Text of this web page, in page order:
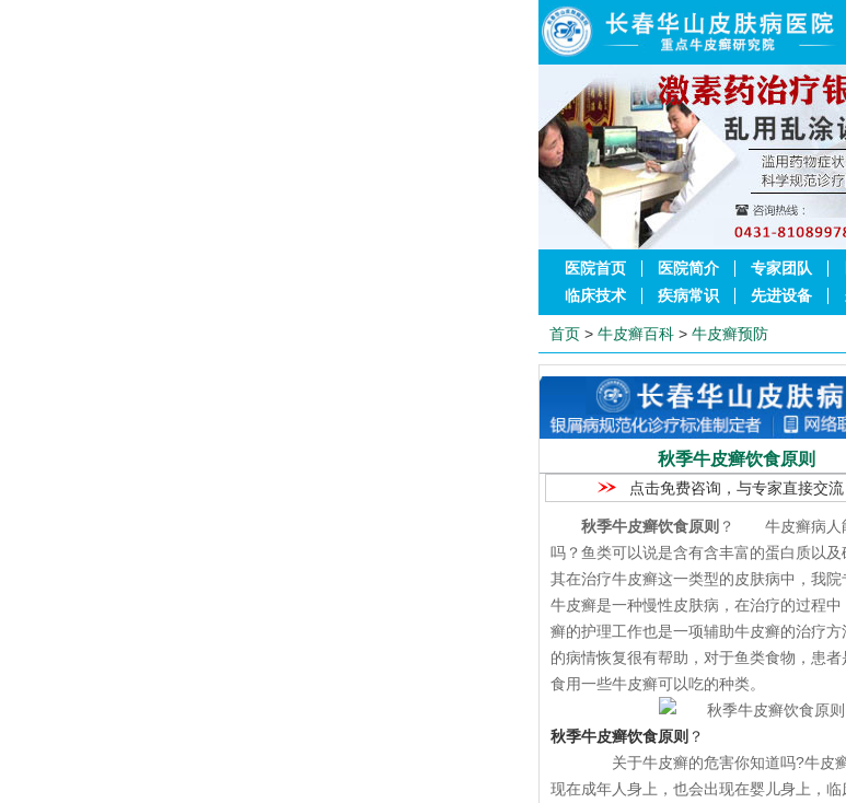
医院首页 医院简介 专家团队
临床技术
疾病常识 先进设备
首页 > 牛皮癣百科 > 牛皮癣预防
秋季牛皮癣饮食原则
点击免费咨询，与专家直接交流
秋季牛皮癣饮食原则 ？ 牛皮癣病人
吗？鱼类可以说是含有含丰富的蛋白质以及
其在治疗牛皮癣这一类型的皮肤病中，我院
牛皮癣是一种慢性皮肤病，在治疗的过程中
癣的护理工作也是一项辅助牛皮癣的治疗方
的病情恢复很有帮助，对于鱼类食物，患者
食用一些牛皮癣可以吃的种类。
秋季牛皮癣饮食原则 ？
关于牛皮癣的危害你知道吗?牛皮
现在成年人身上，也会出现在婴儿身上，临